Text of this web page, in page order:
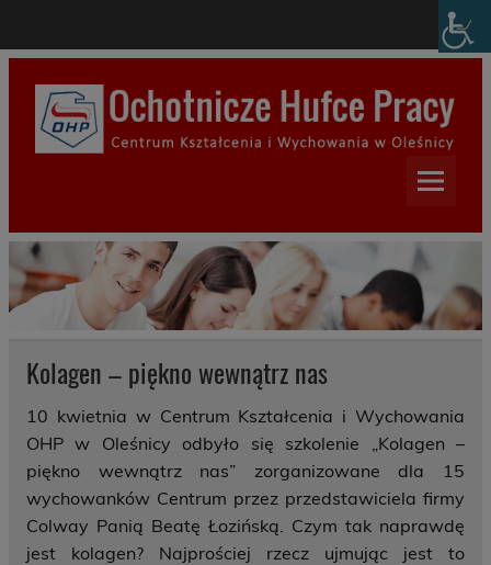
Wychowania w Oleśnicy
Kolagen – piękno wewnątrz nas
10 kwietnia w Centrum Kształcenia i Wychowania
OHP w Oleśnicy odbyło się szkolenie „Kolagen –
piękno wewnątrz nas” zorganizowane dla 15
wychowanków Centrum przez przedstawiciela firmy
Colway Panią Beatę Łozińską. Czym tak naprawdę
jest kolagen? Najprościej rzecz ujmując jest to